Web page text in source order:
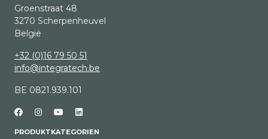
Groenstraat 48
3270 Scherpenheuvel
België
+32 (0)16 79 50 51
info@integratech.be
BE 0821.939.101
PRODUKTKATEGORIEN